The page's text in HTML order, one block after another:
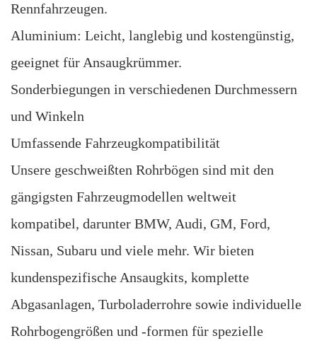
Rennfahrzeugen.
Aluminium: Leicht, langlebig und kostengünstig,
geeignet für Ansaugkrümmer.
Sonderbiegungen in verschiedenen Durchmessern
und Winkeln
Umfassende Fahrzeugkompatibilität
Unsere geschweißten Rohrbögen sind mit den
gängigsten Fahrzeugmodellen weltweit
kompatibel, darunter BMW, Audi, GM, Ford,
Nissan, Subaru und viele mehr. Wir bieten
kundenspezifische Ansaugkits, komplette
Abgasanlagen, Turboladerrohre sowie individuelle
Rohrbogengrößen und -formen für spezielle